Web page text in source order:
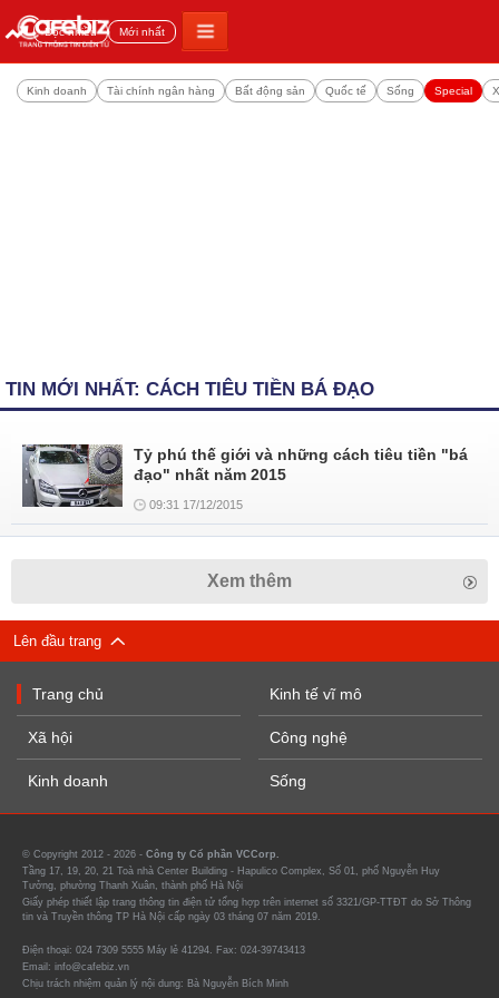
Đọc nhiều Mới nhất
Kinh doanh Tài chính ngân hàng Bất động sản Quốc tế Sống Special
TIN MỚI NHẤT: CÁCH TIÊU TIỀN BÁ ĐẠO
Tỷ phú thế giới và những cách tiêu tiền "bá
đạo" nhất năm 2015
09:31 17/12/2015
Xem thêm
Lên đầu trang
Trang chủ
Xã hội
Kinh doanh
Kinh tế vĩ mô
Công nghệ
Sống
© Copyright 2012 - 2026 - Công ty Cổ phần VCCorp.
Tầng 17, 19, 20, 21 Toà nhà Center Building - Hapulico Complex, Số 01, phố Nguyễn Huy
Tưởng, phường Thanh Xuân, thành phố Hà Nội
Giấy phép thiết lập trang thông tin điện tử tổng hợp trên internet số 3321/GP-TTĐT do Sở Thông
tin và Truyền thông TP Hà Nội cấp ngày 03 tháng 07 năm 2019.
Điện thoại: 024 7309 5555 Máy lẻ 41294. Fax: 024-39743413
Email: info@cafebiz.vn
Chịu trách nhiệm quản lý nội dung: Bà Nguyễn Bích Minh